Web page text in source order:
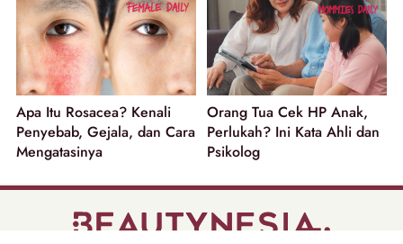
Apa Itu Rosacea? Kenali
Penyebab, Gejala, dan Cara
Mengatasinya
Orang Tua Cek HP Anak,
Perlukah? Ini Kata Ahli dan
Psikolog